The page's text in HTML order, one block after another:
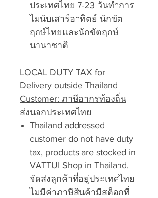
ประเทศไทย 7-23 วันทำการ
ไม่นับเสาร์อาทิตย์ นักขัต
ฤกษ์ไทยและนักขัตฤกษ์
นานาชาติ
LOCAL DUTY TAX for
Delivery outside Thailand
Customer: ภาษีอากรท้องถิ่น
ส่งนอกประเทศไทย
Thailand addressed
customer do not have duty
tax, products are stocked in
VATTUI Shop in Thailand.
จัดส่งลูกค้าที่อยู่ประเทศไทย
ไม่มีค่าภาษีสินค้ามีสต็อกที่